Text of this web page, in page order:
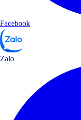
Facebook
Zalo